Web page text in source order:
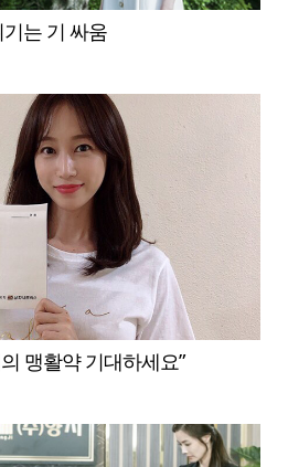
는 기 싸움
맹활약 기대하세요”